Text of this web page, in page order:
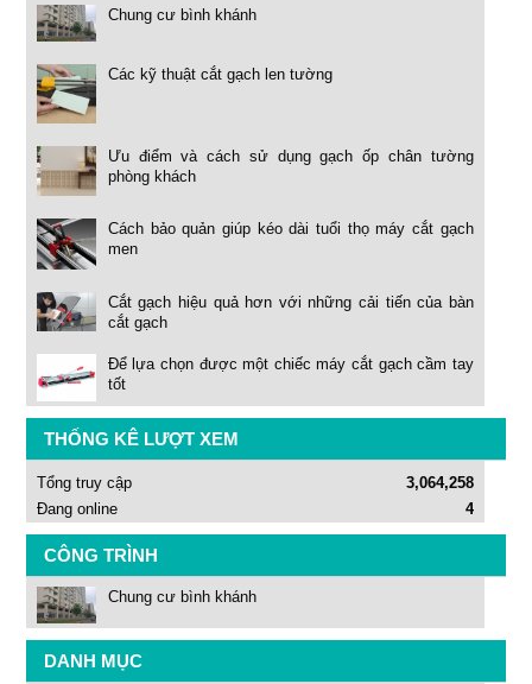
Chung cư bình khánh
Các kỹ thuật cắt gạch len tường
Ưu điểm và cách sử dụng gạch ốp chân tường
phòng khách
Cách bảo quản giúp kéo dài tuổi thọ máy cắt gạch
men
Cắt gạch hiệu quả hơn với những cải tiến của bàn
cắt gạch
Để lựa chọn được một chiếc máy cắt gạch cầm tay
tốt
THỐNG KÊ LƯỢT XEM
Tổng truy cập
3,064,258
Đang online
4
CÔNG TRÌNH
Chung cư bình khánh
DANH MỤC